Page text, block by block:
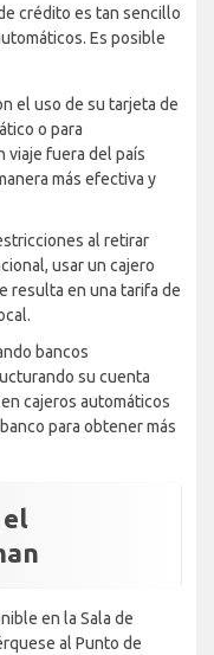
crédito es tan sencillo
Es posible
el uso de su tarjeta de
o para
viaje fuera del país
más efectiva y
al retirar
usar un cajero
resulta en una tarifa de
bancos
su cuenta
cajeros automáticos
para obtener más
el
en la Sala de
al Punto de